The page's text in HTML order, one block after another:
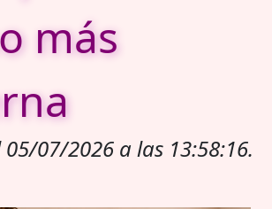
más
07/2026 a las 13:58:16.